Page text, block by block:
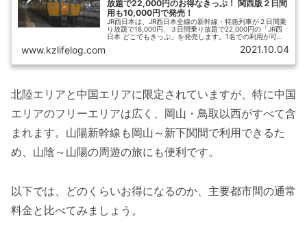
放題で22,000円のお得なきっぷ！ 関西版２日間
用も10,000円で発売！
JR西日本は、JR西日本全線の新幹線・特急列車が２日間乗
り放題で18,000円、３日間乗り放題で22,000円の「JR西
日本 どこでもきっぷ」を発売します。1名での利用が可能
ですので、一人旅や乗り鉄にも活躍しそうです。関西版
www.kzlifelog.com 2021.10.04
北陸エリアと中国エリアに限定されていますが、特に中国
エリアのフリーエリアは広く、岡山・鳥取以西がすべて含
まれます。山陽新幹線も岡山～新下関間で利用できるた
め、山陰～山陽の周遊の旅にも便利です。
以下では、どのくらいお得になるのか、主要都市間の通常
料金と比べてみましょう。